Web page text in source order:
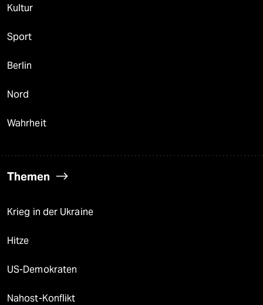
Kultur
Sport
Berlin
Nord
Wahrheit
Themen
Krieg in der Ukraine
Hitze
US-Demokraten
Nahost-Konflikt